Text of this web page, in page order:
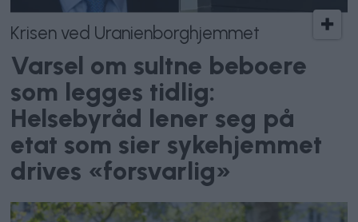
Krisen ved Uranienborghjemmet
Varsel om sultne beboere
som legges tidlig:
Helsebyråd lener seg på
etat som sier sykehjemmet
drives «forsvarlig»